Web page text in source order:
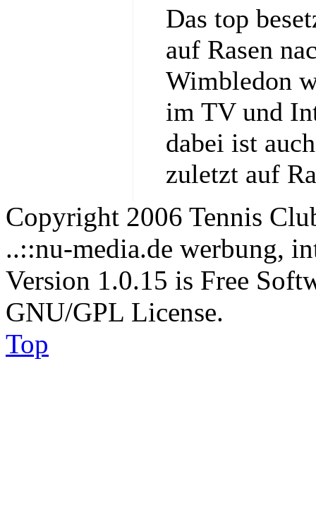
Das top
auf Rasen
Wimbledon
im TV und
dabei ist
zuletzt auf
Copyright 2006 Tennis
..::nu-media.de werbung,
Version 1.0.15 is Free
GNU/GPL License.
Top